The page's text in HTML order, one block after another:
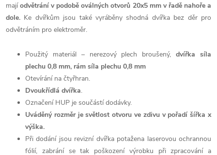
majíodvětrání v podobě oválných otvorů 20x5 mm v řadě nahoře a
dole. Ke dvířkům jsou také vyráběny shodná dvířka bez děr pro
odvětráním pro elektroměr.
Použitý materiál – nerezový plech broušený,dvířka síla
plechu 0,8 mm, rám síla plechu 0,8 mm
Otevírání na čtyřhran.
Dvoukřídlá dvířka.
Označení HUP je součástí dodávky.
Uváděný rozměr je světlost otvoru ve zdivu v pořadí šířka x
výška.
Při dodání jsou revizní dvířka potažena laserovou ochrannou
fólií, zabrání se tak poškození výrobku při zpracování a